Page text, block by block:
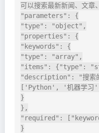
可以搜索最新新闻、文章
"parameters": {
"type": "object",
"properties": {
"keywords": {
"type": "array",
"items": {"type":
"description": "搜索的
['Python', '机器学习
}
},
"required":
}